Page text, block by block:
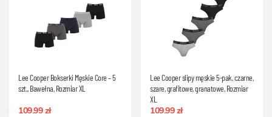
Lee Cooper Bokserki Męskie Core – 5
szt., Bawełna, Rozmiar XL
109.99 zł
Lee Cooper slipy męskie 5-pak, czarne,
szare, grafitowe, granatowe, Rozmiar
XL
109.99 zł